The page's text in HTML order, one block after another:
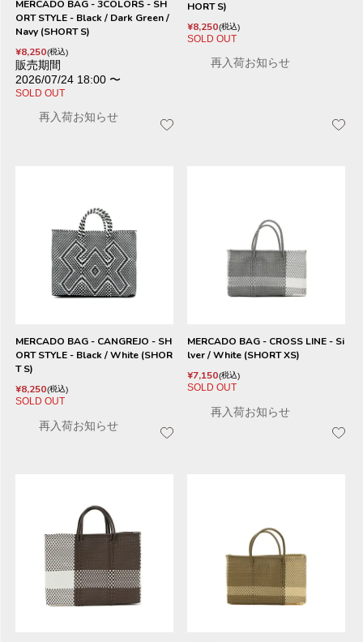
MERCADO BAG - 3COLORS - SH
ORT STYLE - Black / Dark Green /
Navy (SHORT S)
¥8,250 税込
販売期間
2026/07/24 18:00 〜
SOLD OUT
再入荷お知らせ
HORT S)
¥8,250 税込
SOLD OUT
再入荷お知らせ
MERCADO BAG - CANGREJO - SH
ORT STYLE - Black / White (SHOR
T S)
¥8,250 税込
SOLD OUT
再入荷お知らせ
MERCADO BAG - CROSS LINE - Si
lver / White (SHORT XS)
¥7,150 税込
SOLD OUT
再入荷お知らせ